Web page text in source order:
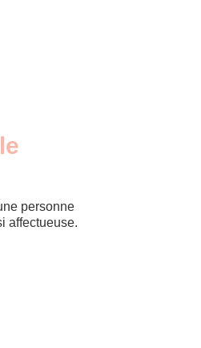
personne
affectueuse.